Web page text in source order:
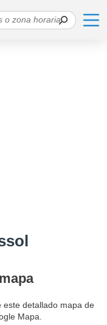
este detallado mapa de
Mapa.